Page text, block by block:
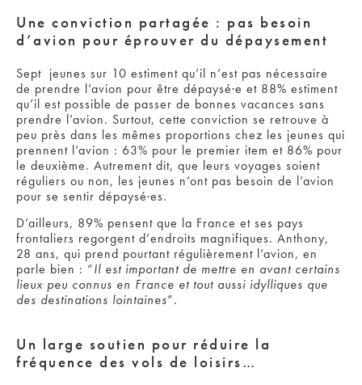
Une conviction partagée : pas besoin
d’avion pour éprouver du dépaysement
Sept jeunes sur 10 estiment qu’il n’est pas nécessaire
de prendre l’avion pour être dépaysé·e et 88% estiment
qu’il est possible de passer de bonnes vacances sans
prendre l’avion. Surtout, cette conviction se retrouve à
peu près dans les mêmes proportions chez les jeunes qui
prennent l’avion : 63% pour le premier item et 86% pour
le deuxième. Autrement dit, que leurs voyages soient
réguliers ou non, les jeunes n’ont pas besoin de l’avion
pour se sentir dépaysé·es.
D’ailleurs, 89% pensent que la France et ses pays
frontaliers regorgent d’endroits magnifiques. Anthony,
28 ans, qui prend pourtant régulièrement l’avion, en
parle bien : “Il est important de mettre en avant certains
lieux peu connus en France et tout aussi idylliques que
des destinations lointaines”.
Un large soutien pour réduire la
fréquence des vols de loisirs…